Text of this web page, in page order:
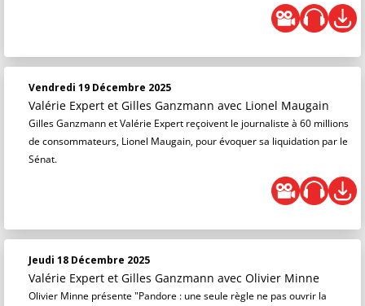
Vendredi 19 Décembre 2025
Valérie Expert et Gilles Ganzmann avec Lionel Maugain
Gilles Ganzmann et Valérie Expert reçoivent le journaliste à 60 millions
de consommateurs, Lionel Maugain, pour évoquer sa liquidation par le
Sénat.
Jeudi 18 Décembre 2025
Valérie Expert et Gilles Ganzmann avec Olivier Minne
Olivier Minne présente "Pandore : une seule règle ne pas ouvrir la